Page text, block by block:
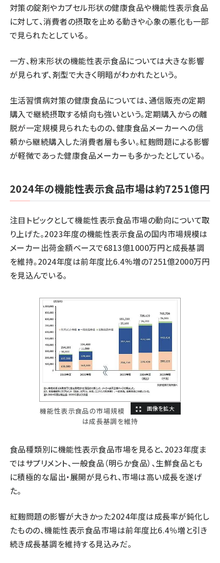
対策の錠剤やカプセル形状の健康食品や機能性表示食品
に対して、消費者の摂取を止める動きや心象の悪化も一部
で見られたとしている。
一方、粉末形状の機能性表示食品については大きな影響
が見られず、剤型で大きく明暗がわかれたという。
生活習慣病対策の健康食品については、通信販売の定期
購入で継続摂取する傾向も強いという。定期購入からの離
脱が一定規模見られたものの、健康食品メーカーへの信
頼から継続購入した消費者層も多い。紅麹問題による影響
が軽微であった健康食品メーカーも多かったとしている。
2024年の機能性表示食品市場は約7251億円
注目トピックとして機能性表示食品市場の動向について取
り上げた。2023年度の機能性表示食品の国内市場規模は
メーカー出荷金額ベースで6813億1000万円と成長基調
を維持。2024年度は前年度比6.4%増の7251億2000万円
を見込んでいる。
機能性表示食品の市場規模
は成長基調を維持
食品種類別に機能性表示食品市場を見ると、2023年度ま
ではサプリメント、一般食品（明らか食品）、生鮮食品とも
に積極的な届出・展開が見られ、市場は高い成長を遂げ
た。
紅麹問題の影響が大きかった2024年度は成長率が鈍化し
たものの、機能性表示食品市場は前年度比6.4％増と引き
続き成長基調を維持する見込みだ。